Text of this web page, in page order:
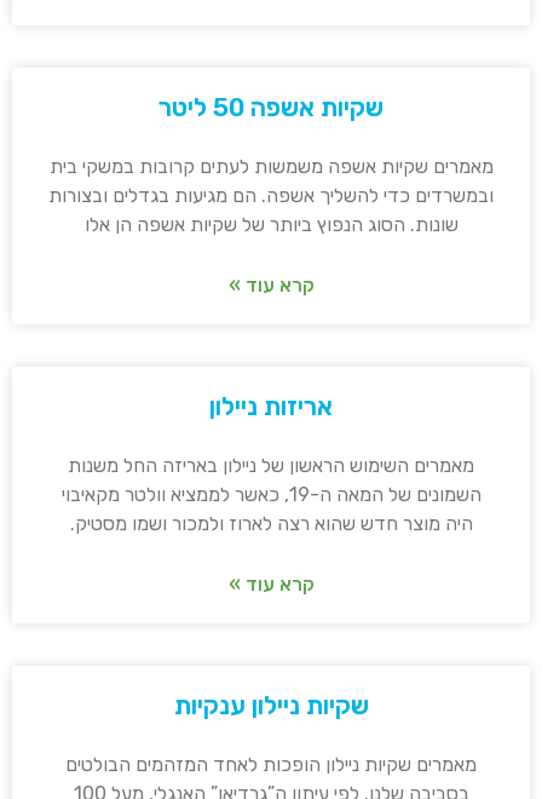
שקיות אשפה 50 ליטר
מאמרים שקיות אשפה משמשות לעתים קרובות במשקי בית
ובמשרדים כדי להשליך אשפה. הם מגיעות בגדלים ובצורות
שונות. הסוג הנפוץ ביותר של שקיות אשפה הן אלו
קרא עוד »
אריזות ניילון
מאמרים השימוש הראשון של ניילון באריזה החל משנות
השמונים של המאה ה-19, כאשר לממציא וולטר מקאיבוי
היה מוצר חדש שהוא רצה לארוז ולמכור ושמו מסטיק.
קרא עוד »
שקיות ניילון ענקיות
מאמרים שקיות ניילון הופכות לאחד המזהמים הבולטים
בסביבה שלנו. לפי עיתון ה”גרדיאן” האנגלי, מעל 100